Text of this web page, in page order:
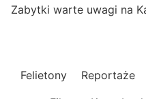
Zabytki warte uwagi na
Felietony Reportaże